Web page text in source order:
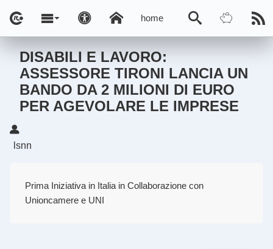
home
DISABILI E LAVORO:
ASSESSORE TIRONI LANCIA UN
BANDO DA 2 MILIONI DI EURO
PER AGEVOLARE LE IMPRESE
lsnn
Prima Iniziativa in Italia in Collaborazione con
Unioncamere e UNI